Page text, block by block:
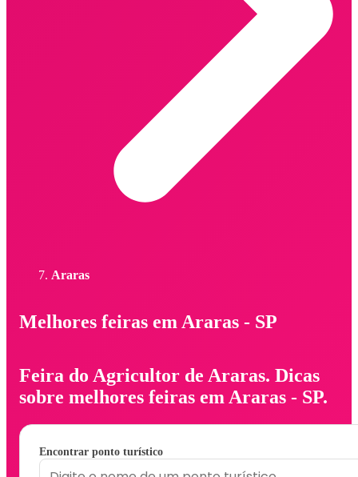
Araras
Melhores feiras em Araras - SP
Feira do Agricultor de Araras. Dicas
sobre melhores feiras em Araras - SP.
Encontrar ponto turístico